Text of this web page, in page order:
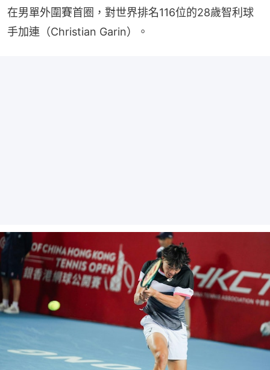
在男單外圍賽首圈，對世界排名116位的28歲智利球
手加連（Christian Garin）。